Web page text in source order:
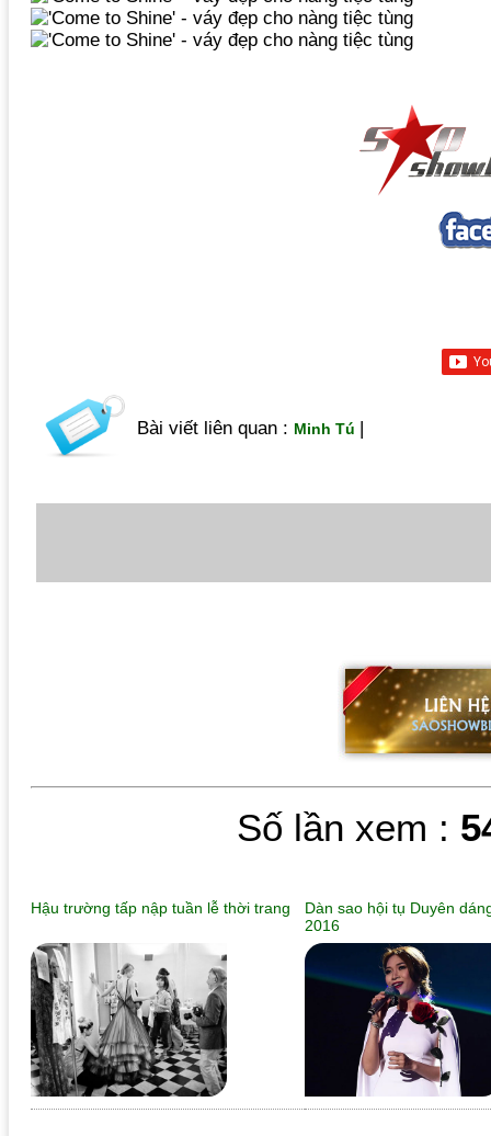
Bài viết liên quan : Minh Tú |
Số lần xem :
Hậu trường tấp nập tuần lễ thời trang
Dàn sao hội tụ Duyên
2016